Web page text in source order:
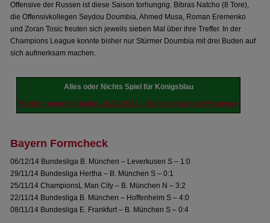
Offensive der Russen ist diese Saison torhungrig. Bibras Natcho (8 Tore),
die Offensivkollegen Seydou Doumbia, Ahmed Musa, Roman Eremenko
und Zoran Tosic freuten sich jeweils sieben Mal über ihre Treffer. In der
Champions League konnte bisher nur Stürmer Doumbia mit drei Buden auf
sich aufmerksam machen.
Alles oder Nichts Spiel für Königsblau
Maribor gegen Schalke, 10.12.2014 – Bundesligatrend Prognose
Bayern Formcheck
06/12/14 Bundesliga B. München – Leverkusen S – 1:0
29/11/14 Bundesliga Hertha – B. München S – 0:1
25/11/14 ChampionsL Man City – B. München N – 3:2
22/11/14 Bundesliga B. München – Hoffenheim S – 4:0
08/11/14 Bundesliga E. Frankfurt – B. München S – 0:4